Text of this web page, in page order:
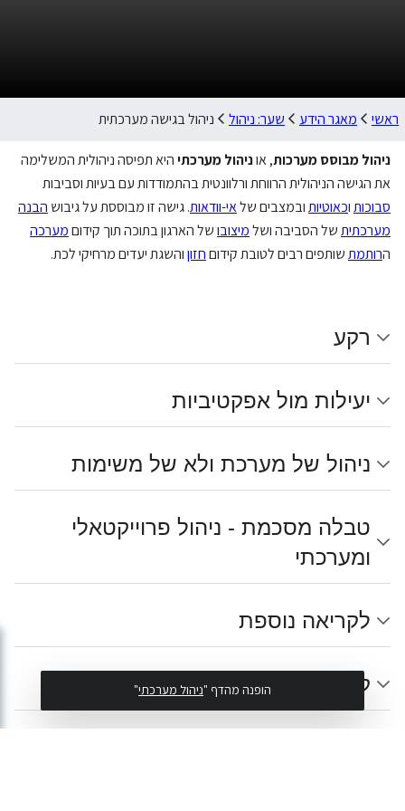
ראשי מאגר הידע שער: ניהול ניהול בגישה מערכתית
ניהול מבוסס מערכות, אוניהול מערכתיהיא תפיסה ניהולית המשלימה
את הגישה הניהולית הרווחת ורלוונטית בהתמודדות עם בעיות וסביבות
סבוכותוכאוטיותובמצבים שלאי-וודאות. גישה זו מבוססת על גיבוש הבנה
מערכתיתשל הסביבה ושלמיצובושל הארגון בתוכה תוך קידוםמערכה
הרותמתשותפים רבים לטובת קידוםחזוןוהשגת יעדים מרחיקי לכת.
רקע
יעילות מול אפקטיביות
ניהול של מערכת ולא של משימות
טבלה מסכמת - ניהול פרוייקטאלי
ומערכתי
לקריאה נוספת
קישורים חיצוניים
הופנה מהדף "ניהול מערכתי"